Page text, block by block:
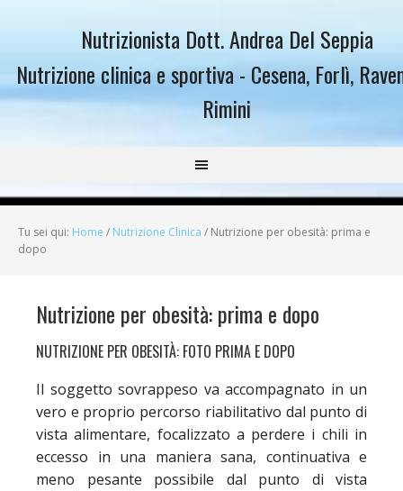
Nutrizionista Dott. Andrea Del Seppia
Nutrizione clinica e sportiva - Cesena, Forlì,
Rimini
Tu sei qui: Home / Nutrizione Clinica / Nutrizione per obesità: prima e
dopo
Nutrizione per obesità: prima e dopo
NUTRIZIONE PER OBESITÀ: FOTO PRIMA E DOPO
Il soggetto sovrappeso va accompagnato in un
vero e proprio percorso riabilitativo dal punto di
vista alimentare, focalizzato a perdere i chili in
eccesso in una maniera sana, continuativa e
meno pesante possibile dal punto di vista